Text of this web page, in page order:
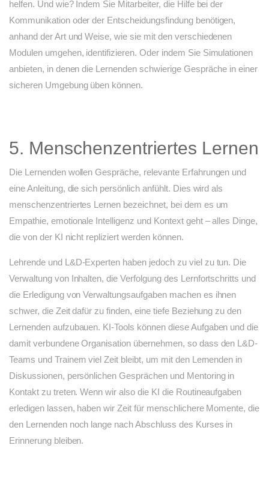
helfen. Und wie? Indem Sie Mitarbeiter, die Hilfe bei der
Kommunikation oder der Entscheidungsfindung benötigen,
anhand der Art und Weise, wie sie mit den verschiedenen
Modulen umgehen, identifizieren. Oder indem Sie Simulationen
anbieten, in denen die Lernenden schwierige Gespräche in einer
sicheren Umgebung üben können.
5. Menschenzentriertes Lernen
Die Lernenden wollen Gespräche, relevante Erfahrungen und
eine Anleitung, die sich persönlich anfühlt. Dies wird als
menschenzentriertes Lernen bezeichnet, bei dem es um
Empathie, emotionale Intelligenz und Kontext geht – alles Dinge,
die von der KI nicht repliziert werden können.
Lehrende und L&D-Experten haben jedoch zu viel zu tun. Die
Verwaltung von Inhalten, die Verfolgung des Lernfortschritts und
die Erledigung von Verwaltungsaufgaben machen es ihnen
schwer, die Zeit dafür zu finden, eine tiefe Beziehung zu den
Lernenden aufzubauen. KI-Tools können diese Aufgaben und die
damit verbundene Organisation übernehmen, so dass den L&D-
Teams und Trainern viel Zeit bleibt, um mit den Lernenden in
Diskussionen, persönlichen Gesprächen und Mentoring in
Kontakt zu treten. Wenn wir also die KI die Routineaufgaben
erledigen lassen, haben wir Zeit für menschlichere Momente, die
den Lernenden noch lange nach Abschluss des Kurses in
Erinnerung bleiben.